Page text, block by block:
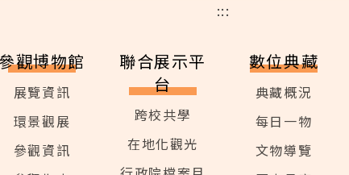
:::
參觀博物館
展覽資訊
環景觀展
參觀資訊
聯合展示平
台
跨校共學
在地化觀光
數位典藏
典藏概況
每日一物
文物導覽